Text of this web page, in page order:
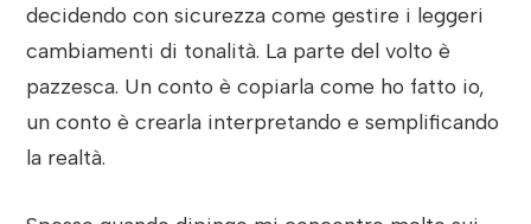
decidendo con sicurezza come gestire i leggeri
cambiamenti di tonalità. La parte del volto è
pazzesca. Un conto è copiarla come ho fatto io,
un conto è crearla interpretando e semplificando
la realtà.